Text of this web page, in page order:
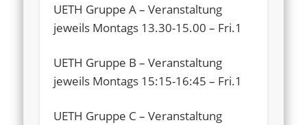
UETH Gruppe A – Veranstaltung
jeweils Montags 13.30-15.00 – Fri.1
UETH Gruppe B – Veranstaltung
jeweils Montags 15:15-16:45 – Fri.1
UETH Gruppe C – Veranstaltung